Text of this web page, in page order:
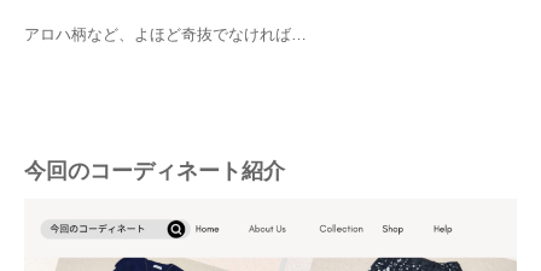
アロハ柄など、よほど奇抜でなければ…
今回のコーディネート紹介